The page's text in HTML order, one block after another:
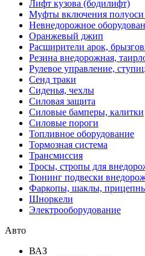
Лифт кузова (бодилифт)
Муфты включения
Невнедорожное
Оранжевый джип
Расширители арок,
Резина внедорожная,
Рулевое управление,
Сенд траки
Сиденья, чехлы
Силовая защита
Силовые бамперы, калитки
Силовые пороги
Топливное оборудование
Тормозная система
Трансмиссия
Тросы, стропы для
Тюнинг подвески
Фаркопы, шаклы,
Шноркели
Электрооборудование
Авто
ВАЗ